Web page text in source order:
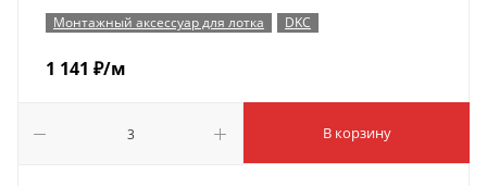
Монтажный аксессуар для лотка DKC
1 141 ₽/м
В корзину